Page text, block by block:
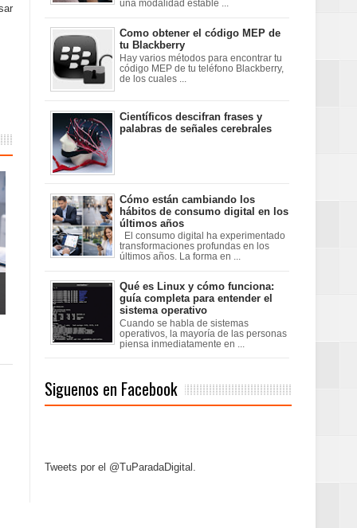
una modalidad estable ...
Como obtener el código MEP de
tu Blackberry
Hay varios métodos para encontrar tu
código MEP de tu teléfono Blackberry,
de los cuales ...
Científicos descifran frases y
palabras de señales cerebrales
Cómo están cambiando los
hábitos de consumo digital en los
últimos años
El consumo digital ha experimentado
transformaciones profundas en los
últimos años. La forma en ...
Qué es Linux y cómo funciona:
guía completa para entender el
sistema operativo
Cuando se habla de sistemas
operativos, la mayoría de las personas
piensa inmediatamente en ...
Siguenos en Facebook
Tweets por el @TuParadaDigital.